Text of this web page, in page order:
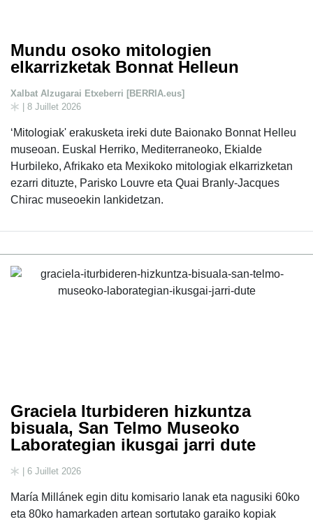
Mundu osoko mitologien
elkarrizketak Bonnat Helleun
Xalbat Alzugarai Etxeberri [BERRIA.eus]
| 8 Juillet 2026
‘Mitologiak' erakusketa ireki dute Baionako Bonnat Helleu
museoan. Euskal Herriko, Mediterraneoko, Ekialde
Hurbileko, Afrikako eta Mexikoko mitologiak elkarrizketan
ezarri dituzte, Parisko Louvre eta Quai Branly-Jacques
Chirac museoekin lankidetzan.
Graciela Iturbideren hizkuntza
bisuala, San Telmo Museoko
Laborategian ikusgai jarri dute
| 6 Juillet 2026
María Millánek egin ditu komisario lanak eta nagusiki 60ko
eta 80ko hamarkaden artean sortutako garaiko kopiak